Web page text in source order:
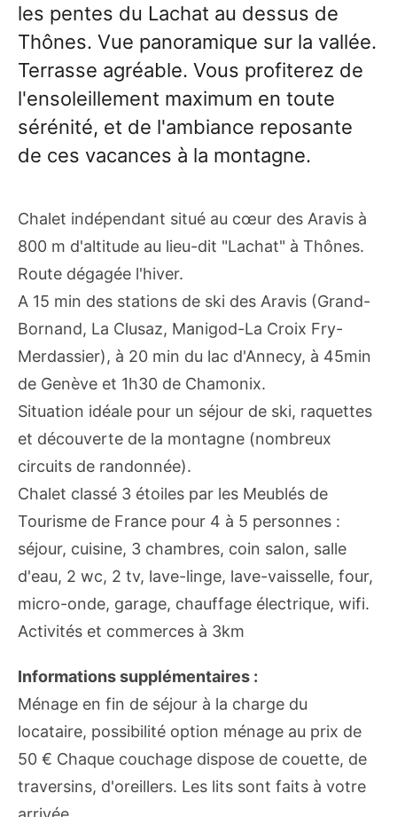
les pentes du Lachat au dessus de
Thônes. Vue panoramique sur la vallée.
Terrasse agréable. Vous profiterez de
l'ensoleillement maximum en toute
sérénité, et de l'ambiance reposante
de ces vacances à la montagne.
Chalet indépendant situé au cœur des Aravis à
800 m d'altitude au lieu-dit "Lachat" à Thônes.
Route dégagée l'hiver.
A 15 min des stations de ski des Aravis (Grand-
Bornand, La Clusaz, Manigod-La Croix Fry-
Merdassier), à 20 min du lac d'Annecy, à 45min
de Genève et 1h30 de Chamonix.
Situation idéale pour un séjour de ski, raquettes
et découverte de la montagne (nombreux
circuits de randonnée).
Chalet classé 3 étoiles par les Meublés de
Tourisme de France pour 4 à 5 personnes :
séjour, cuisine, 3 chambres, coin salon, salle
d'eau, 2 wc, 2 tv, lave-linge, lave-vaisselle, four,
micro-onde, garage, chauffage électrique, wifi.
Activités et commerces à 3km
Informations supplémentaires :
Ménage en fin de séjour à la charge du
locataire, possibilité option ménage au prix de
50 € Chaque couchage dispose de couette, de
traversins, d'oreillers. Les lits sont faits à votre